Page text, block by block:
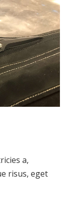
a,
risus, eget